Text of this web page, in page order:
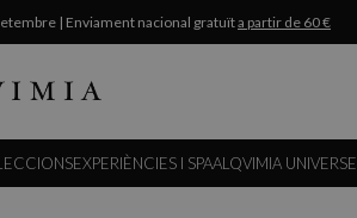
| Enviament nacional gratuïta partir de 60 €
EXPERIÈNCIES I SPAALQVIMIA UNIVERSE